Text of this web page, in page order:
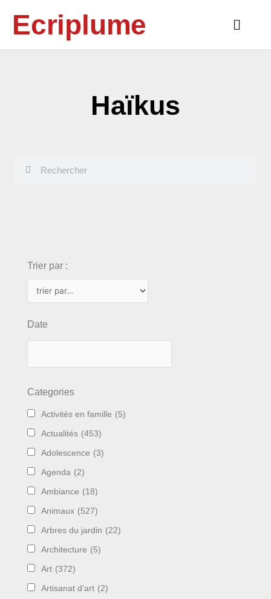
contenuEcriplume
Main
Haïkus
Trier par :
Date
Categories
Activités en famille (5)
Actualités (453)
Adolescence (3)
Agenda (2)
Ambiance (18)
Animaux (527)
Arbres du jardin (22)
Architecture (5)
Art (372)
Artisanat d'art (2)